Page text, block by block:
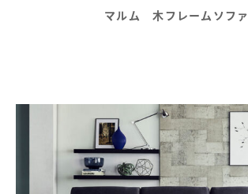
マルム 木フレームソファ